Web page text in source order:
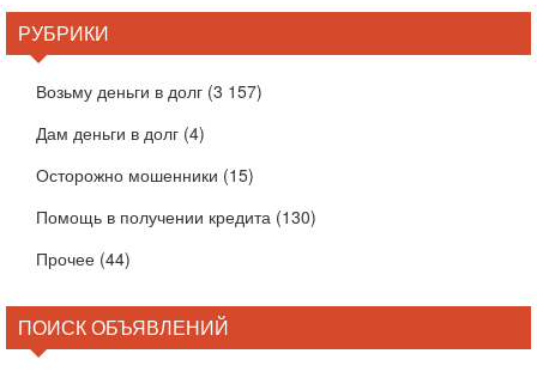
РУБРИКИ
Возьму деньги в долг (3 157)
Дам деньги в долг (4)
Осторожно мошенники (15)
Помощь в получении кредита (130)
Прочее (44)
ПОИСК ОБЪЯВЛЕНИЙ